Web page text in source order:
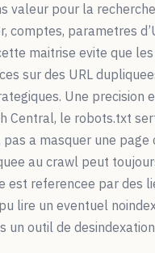
valeur pour la
comptes, parametres
maitrise evite que
sur des URL
Une precision
Central, le robots.txt
pas a masquer une
au crawl peut
est referencee par des
lire un eventuel
un outil de